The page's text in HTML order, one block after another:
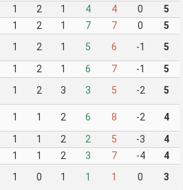
1 2 1 4 4 0 5
1 2 1 7 7 0 5
1 2 1 5 6 -1 5
1 2 1 6 7 -1 5
1 2 3 3 5 -2 5
1 1 2 6 8 -2 4
1 1 2 2 5 -3 4
1 1 2 3 7 -4 4
1 0 1 1 1 0 3